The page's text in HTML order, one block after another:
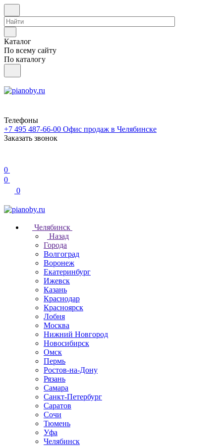
Каталог
По всему сайту
По каталогу
Телефоны
+7 495 487-66-00 Офис продаж в Челябинске
Заказать звонок
0
0
0
Челябинск
Назад
Города
Волгоград
Воронеж
Екатеринбург
Ижевск
Казань
Краснодар
Красноярск
Лобня
Москва
Нижний Новгород
Новосибирск
Омск
Пермь
Ростов-на-Дону
Рязань
Самара
Санкт-Петербург
Саратов
Сочи
Тюмень
Уфа
Челябинск